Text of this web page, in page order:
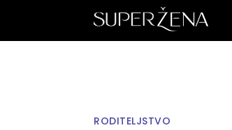
RODITELJSTVO